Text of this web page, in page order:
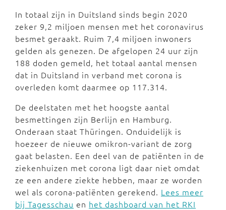
In totaal zijn in Duitsland sinds begin 2020
zeker 9,2 miljoen mensen met het coronavirus
besmet geraakt. Ruim 7,4 miljoen inwoners
gelden als genezen. De afgelopen 24 uur zijn
188 doden gemeld, het totaal aantal mensen
dat in Duitsland in verband met corona is
overleden komt daarmee op 117.314.
De deelstaten met het hoogste aantal
besmettingen zijn Berlijn en Hamburg.
Onderaan staat Thüringen. Onduidelijk is
hoezeer de nieuwe omikron-variant de zorg
gaat belasten. Een deel van de patiënten in de
ziekenhuizen met corona ligt daar niet omdat
ze een andere ziekte hebben, maar ze worden
wel als corona-patiënten gerekend. Lees meer
bij Tagesschau en het dashboard van het RKI